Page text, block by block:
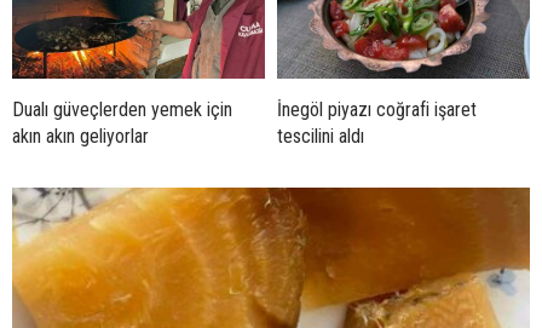
Dualı güveçlerden yemek için
akın akın geliyorlar
İnegöl piyazı coğrafi işaret
tescilini aldı